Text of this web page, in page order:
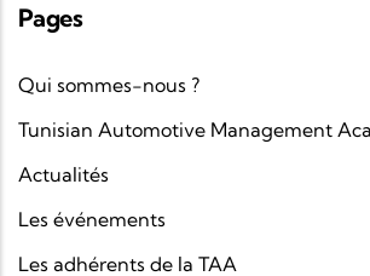
Pages
Qui sommes-nous ?
Tunisian Automotive Management
Actualités
Les événements
Les adhérents de la TAA